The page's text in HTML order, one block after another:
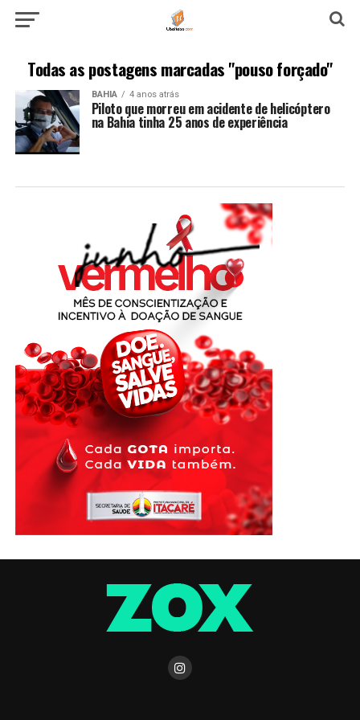
Todas as postagens marcadas "pouso forçado"
BAHIA 4 anos atrás
Piloto que morreu em acidente de helicóptero
na Bahia tinha 25 anos de experiência